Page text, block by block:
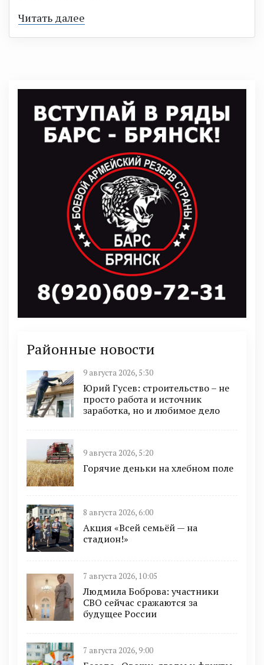
Читать далее
Районные новости
9 августа 2026, 5:30
Юрий Гусев: строительство – не
просто работа и источник
заработка, но и любимое дело
9 августа 2026, 5:20
Горячие деньки на хлебном поле
8 августа 2026, 6:00
Акция «Всей семьёй — на
стадион!»
7 августа 2026, 10:05
Людмила Боброва: участники
СВО сейчас сражаются за
будущее России
7 августа 2026, 9:00